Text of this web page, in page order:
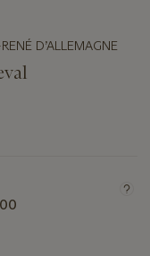
D’ALLEMAGNE